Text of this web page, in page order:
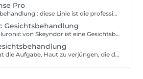
Pro
Reinigende Gesichtsbehandlung : diese Linie ist die professionelle Kosmetiklinie im Bereich der Gesichtsdermohygiene. Expert Cleanse Pro wurde mit umweltverträglichen Produkten formuliert und ist neben der gründlichen Reinigung und Pflege ideal für die Vorbereitung der Haut.
Gesichtsbehandlung
Die Behandlung Hyaluronic von Skeyndor ist eine Gesichtsbehandlung, die Hyaluronsäure nutzt, um Feuchtigkeit zu spenden, die Haut zu straffen und ein pralleres Aussehen zu fördern. Sie belebt trockenere Haut, glättet feine Linien und verbessert die Hautstruktur durch intensive Feuchtigkeitszufuhr sowie pflegende Inhaltsstoffe.
POWER RETINOL hat die Aufgabe, Haut zu verjüngen, die durch natürliche Ursachen oder durch die Sonne gealtert ist (Lichtalterung).